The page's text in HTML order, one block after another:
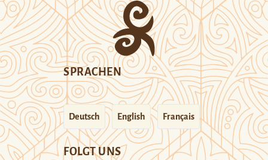
SPRACHEN
Deutsch English Français
FOLGT UNS